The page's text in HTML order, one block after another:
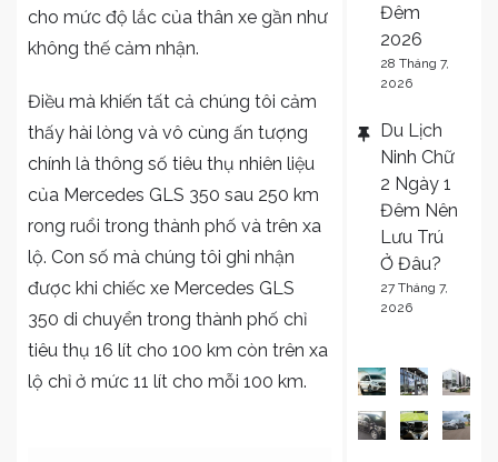
cho mức độ lắc của thân xe gần như
không thế cảm nhận.
Điều mà khiến tất cả chúng tôi cảm
thấy hài lòng và vô cùng ấn tượng
chính là thông số tiêu thụ nhiên liệu
của Mercedes GLS 350 sau 250 km
rong ruổi trong thành phố và trên xa
lộ. Con số mà chúng tôi ghi nhận
được khi chiếc xe Mercedes GLS
350 di chuyển trong thành phố chỉ
tiêu thụ 16 lít cho 100 km còn trên xa
lộ chỉ ở mức 11 lít cho mỗi 100 km.
Đêm
2026
28 Tháng 7,
2026
Du Lịch
Ninh Chữ
2 Ngày 1
Đêm Nên
Lưu Trú
Ở Đâu?
27 Tháng 7,
2026